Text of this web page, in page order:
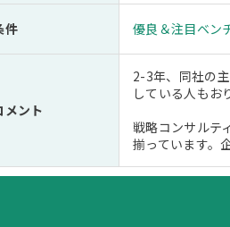
件 優良＆注目ベン
メント
2-3年、同社の
している人もお
戦略コンサルテ
揃っています。